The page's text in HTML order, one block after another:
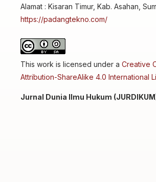
Alamat : Kisaran Timur, Kab. Asahan,
https://padangtekno.com/
This work is licensed under a Creative
Attribution-ShareAlike 4.0 International
Jurnal Dunia Ilmu Hukum